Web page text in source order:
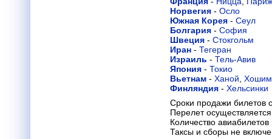
Норвегия - Осло
Южная Корея - Сеул
Болгария - София
Швеция - Стокгольм
Иран - Тегеран
Израиль - Тель-Авив
Япония - Токио
Вьетнам - Ханой
Финляндия - Хельсинки
Сроки продажи билетов
Перелет
Количество
Таксы и сборы не